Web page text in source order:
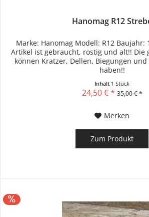
Hanomag R12
Marke: Hanomag Modell: R12 Baujahr:
Artikel ist gebraucht, rostig und alt!! Die
können Kratzer, Dellen, Biegungen
haben!!
Inhalt 1 Stück
24,50 € * 35,00 € *
Merken
Zum Produkt